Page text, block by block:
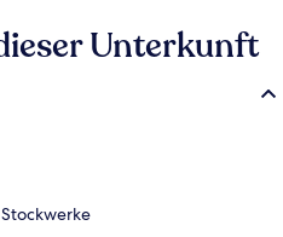
Unterkunft